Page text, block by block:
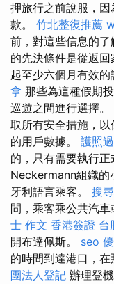
押旅行之前說服，
款。 竹北整復推薦
前，對這些信息的了
的先決條件是從返
起至少六個月有效的
拿 那些為這種假期
巡遊之間進行選擇。
取所有安全措施，
的用戶數據。 護照
的，只有需要執行
Neckermann組織的
牙利語言乘客。 搜
間，乘客乘公共汽車
士 作文 香港簽證 台
開布達佩斯。 seo
的時間到達港口，
團法人登記 辦理登